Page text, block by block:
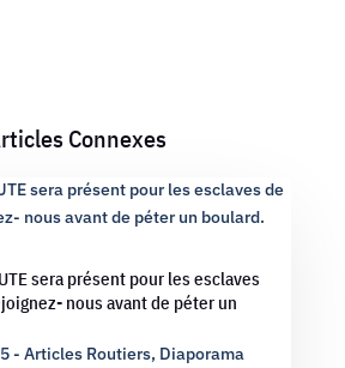
Connexes
sera présent pour les esclaves
nous avant de péter un
5 - Articles Routiers, Diaporama